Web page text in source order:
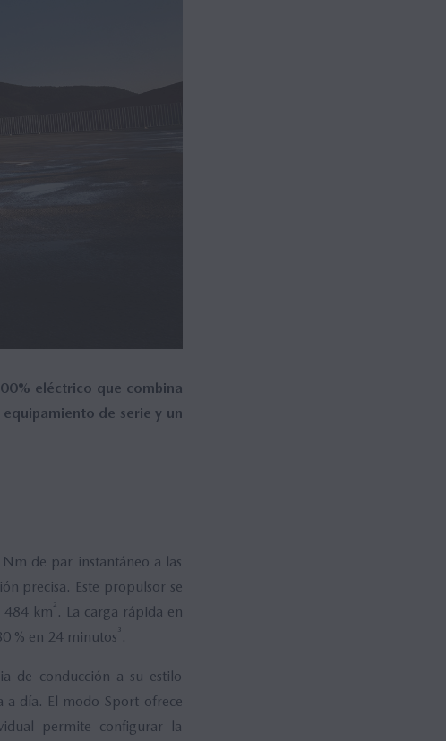
eléctrico que combina
de serie y un
de par instantáneo a las
precisa. Este propulsor se
484 km² . La carga rápida en
% en 24 minutos ³ .
de conducción a su estilo
a día. El modo Sport ofrece
permite configurar la